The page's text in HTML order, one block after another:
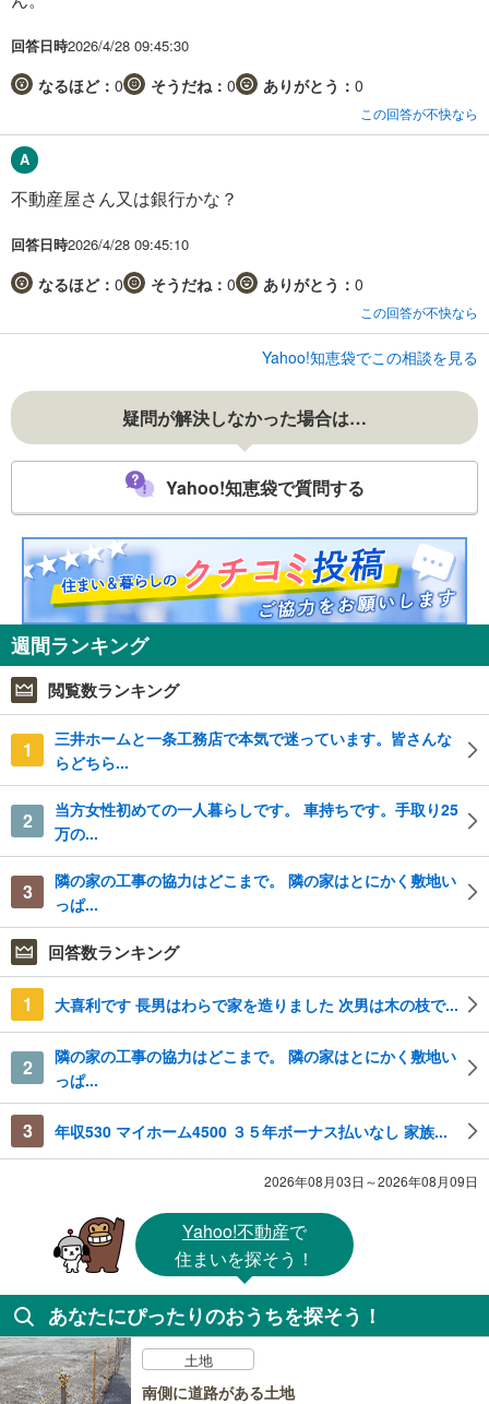
回答日時2026/4/28 09:45:30
なるほど： 0 そうだね： 0 ありがとう： 0
この回答が不快なら
不動産屋さん又は銀行かな？
回答日時2026/4/28 09:45:10
なるほど： 0 そうだね： 0 ありがとう： 0
この回答が不快なら
Yahoo!知恵袋でこの相談を見る
疑問が解決しなかった場合は…
Yahoo!知恵袋で質問する
週間ランキング
閲覧数ランキング
1
三井ホームと一条工務店で本気で迷っています。皆さんな
らどちら...
2
当方女性初めての一人暮らしです。 車持ちです。手取り25
万の...
3
隣の家の工事の協力はどこまで。 隣の家はとにかく敷地い
っぱ...
回答数ランキング
1 大喜利です 長男はわらで家を造りました 次男は木の枝で...
2
隣の家の工事の協力はどこまで。 隣の家はとにかく敷地い
っぱ...
3 年収530 マイホーム4500 ３５年ボーナス払いなし 家族...
2026年08月03日～2026年08月09日
Yahoo!不動産で
住まいを探そう！
あなたにぴったりのおうちを探そう！
土地
南側に道路がある土地